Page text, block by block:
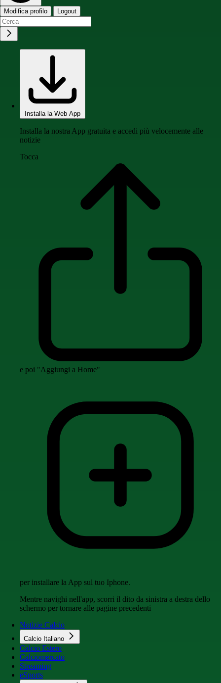
Modifica profilo Logout
Installa la Web App
Installa la nostra App gratuita e accedi più velocemente alle
notizie
Tocca
e poi "Aggiungi a Home"
per installare la App sul tuo Iphone.
Mentre navighi nell'app, scorri il dito da sinistra a destra dello
schermo per tornare alle pagine precedenti
Notizie Calcio
Calcio Italiano
Calcio Estero
Calciomercato
Streaming
eSports